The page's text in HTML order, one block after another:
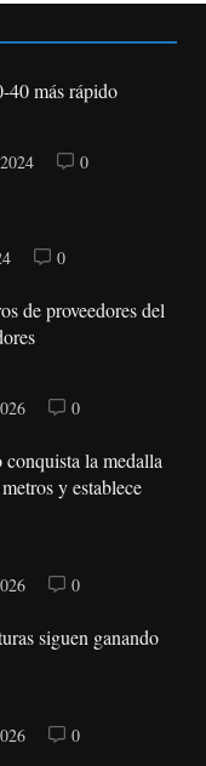
40 más rápido
0
0
de proveedores del
0
la medalla
y establece
0
siguen ganando
0